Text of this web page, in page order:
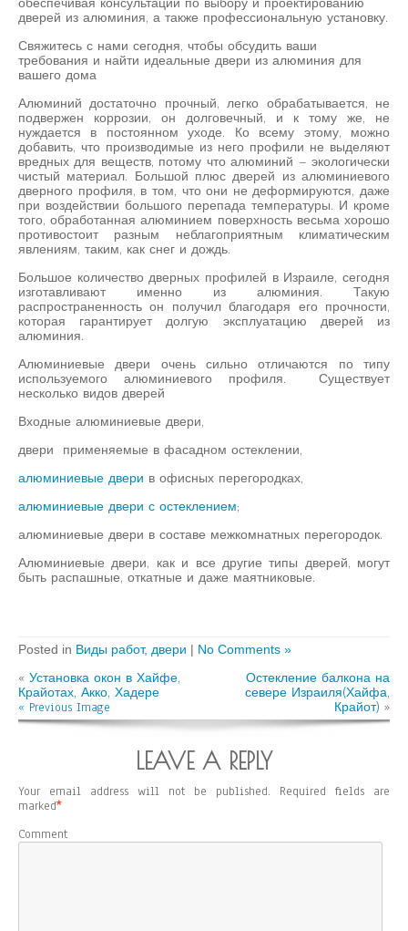
обеспечивая консультации по выбору и проектированию
дверей из алюминия, а также профессиональную установку.
Свяжитесь с нами сегодня, чтобы обсудить ваши
требования и найти идеальные двери из алюминия для
вашего дома
Алюминий достаточно прочный, легко обрабатывается, не
подвержен коррозии, он долговечный, и к тому же, не
нуждается в постоянном уходе. Ко всему этому, можно
добавить, что производимые из него профили не выделяют
вредных для веществ, потому что алюминий – экологически
чистый материал. Большой плюс дверей из алюминиевого
дверного профиля, в том, что они не деформируются, даже
при воздействии большого перепада температуры. И кроме
того, обработанная алюминием поверхность весьма хорошо
противостоит разным неблагоприятным климатическим
явлениям, таким, как снег и дождь.
Большое количество дверных профилей в Израиле, сегодня
изготавливают именно из алюминия. Такую
распространенность он получил благодаря его прочности,
которая гарантирует долгую эксплуатацию дверей из
алюминия.
Алюминиевые двери очень сильно отличаются по типу
используемого алюминиевого профиля. Существует
несколько видов дверей
Входные алюминиевые двери,
двери применяемые в фасадном остеклении,
алюминиевые двери в офисных перегородках,
алюминиевые двери с остеклением;
алюминиевые двери в составе межкомнатных перегородок.
Алюминиевые двери, как и все другие типы дверей, могут
быть распашные, откатные и даже маятниковые.
Posted in Виды работ, двери | No Comments »
« Установка окон в Хайфе,
Крайотах, Акко, Хадере
Остекление балкона на
севере Израиля(Хайфа,
Крайот) »
« Previous Image
LEAVE A REPLY
Your email address will not be published. Required fields are
marked*
Comment